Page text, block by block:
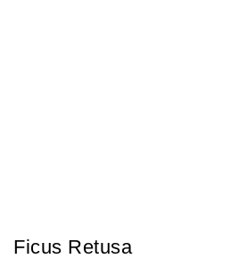
Ficus Retusa